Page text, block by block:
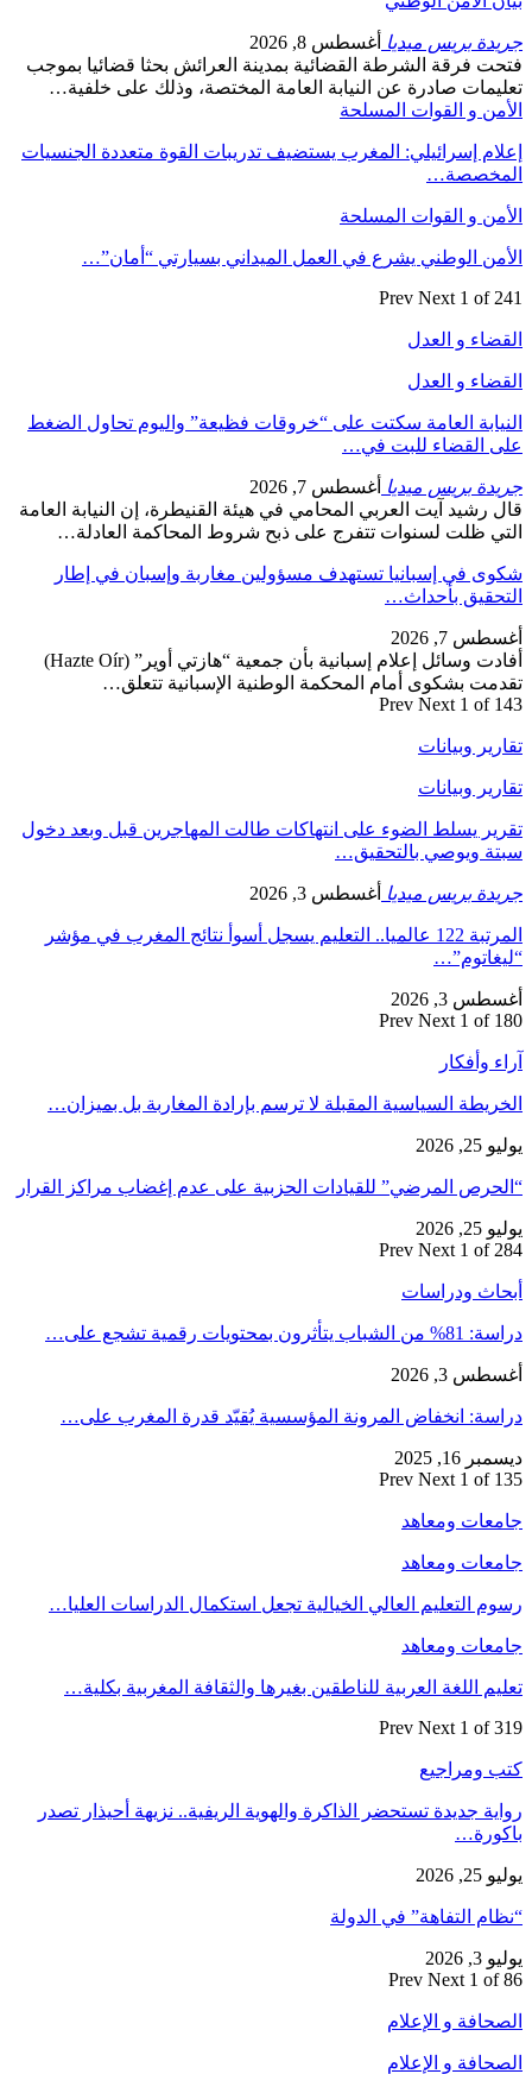
جريدة بريس ميديا أغسطس 8, 2026
فتحت فرقة الشرطة القضائية بمدينة العرائش بحثا قضائيا بموجب
تعليمات صادرة عن النيابة العامة المختصة، وذلك على خلفية…
الأمن و القوات المسلحة
إعلام إسرائيلي: المغرب يستضيف تدريبات القوة متعددة الجنسيات
المخصصة…
الأمن و القوات المسلحة
الأمن الوطني يشرع في العمل الميداني بسيارتي “أمان”…
Prev Next 1 of 241
القضاء و العدل
القضاء و العدل
النيابة العامة سكتت على “خروقات فظيعة” واليوم تحاول الضغط
على القضاء للبت في…
جريدة بريس ميديا أغسطس 7, 2026
قال رشيد آيت العربي المحامي في هيئة القنيطرة، إن النيابة العامة
التي ظلت لسنوات تتفرج على ذبح شروط المحاكمة العادلة…
شكوى في إسبانيا تستهدف مسؤولين مغاربة وإسبان في إطار
التحقيق بأحداث…
أغسطس 7, 2026
أفادت وسائل إعلام إسبانية بأن جمعية “هازتي أوير” (Hazte Oír)
تقدمت بشكوى أمام المحكمة الوطنية الإسبانية تتعلق…
Prev Next 1 of 143
تقارير وبيانات
تقارير وبيانات
تقرير يسلط الضوء على انتهاكات طالت المهاجرين قبل وبعد دخول
سبتة ويوصي بالتحقيق…
جريدة بريس ميديا أغسطس 3, 2026
المرتبة 122 عالميا.. التعليم يسجل أسوأ نتائج المغرب في مؤشر
“ليغاتوم”…
أغسطس 3, 2026
Prev Next 1 of 180
آراء وأفكار
الخريطة السياسية المقبلة لا ترسم بإرادة المغاربة بل بميزان…
يوليو 25, 2026
“الحرص المرضي” للقيادات الحزبية على عدم إغضاب مراكز القرار
يوليو 25, 2026
Prev Next 1 of 284
أبحاث ودراسات
دراسة: 81% من الشباب يتأثرون بمحتويات رقمية تشجع على…
أغسطس 3, 2026
دراسة: انخفاض المرونة المؤسسية يُقيّد قدرة المغرب على…
ديسمبر 16, 2025
Prev Next 1 of 135
جامعات ومعاهد
جامعات ومعاهد
رسوم التعليم العالي الخيالية تجعل استكمال الدراسات العليا…
جامعات ومعاهد
تعليم اللغة العربية للناطقين بغيرها والثقافة المغربية بكلية…
Prev Next 1 of 319
كتب ومراجيع
رواية جديدة تستحضر الذاكرة والهوية الريفية.. نزيهة أحيذار تصدر
باكورة…
يوليو 25, 2026
“نظام التفاهة” في الدولة
يوليو 3, 2026
Prev Next 1 of 86
الصحافة و الإعلام
الصحافة و الإعلام